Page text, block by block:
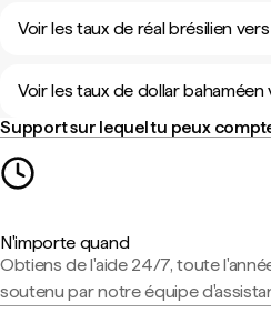
Voir les taux de réal brésilien
Voir les taux de dollar bahaméen
Support sur lequel tu peux
N'importe quand
Obtiens de l'aide 24/7, toute
soutenu par notre équipe